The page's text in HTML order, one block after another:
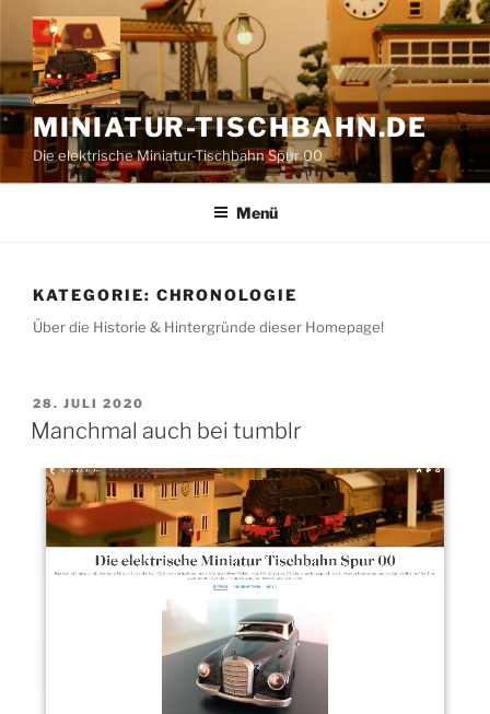
Zum
Inhalt
springen
MINIATUR-TISCHBAHN.DE
Die elektrische Miniatur-Tischbahn Spur 00
Menü
KATEGORIE: CHRONOLOGIE
Über die Historie & Hintergründe dieser Homepage!
VERÖFFENTLICHT
AM
28. JULI 2020
Manchmal auch bei tumblr